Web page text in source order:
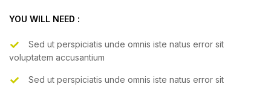
YOU WILL NEED :
Sed ut perspiciatis unde omnis iste natus error sit
voluptatem accusantium
Sed ut perspiciatis unde omnis iste natus error sit